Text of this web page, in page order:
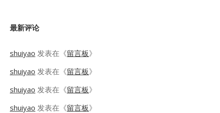
最新评论
shuiyao 发表在《留言板》
shuiyao 发表在《留言板》
shuiyao 发表在《留言板》
shuiyao 发表在《留言板》